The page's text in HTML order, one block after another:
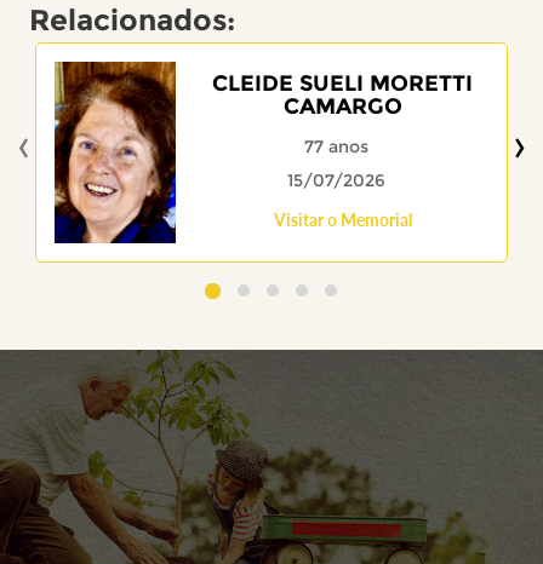
Relacionados:
CLEIDE SUELI MORETTI
CAMARGO
77 anos
15/07/2026
Visitar o Memorial
‹ ›